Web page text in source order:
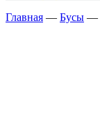
Главная — Бусы —